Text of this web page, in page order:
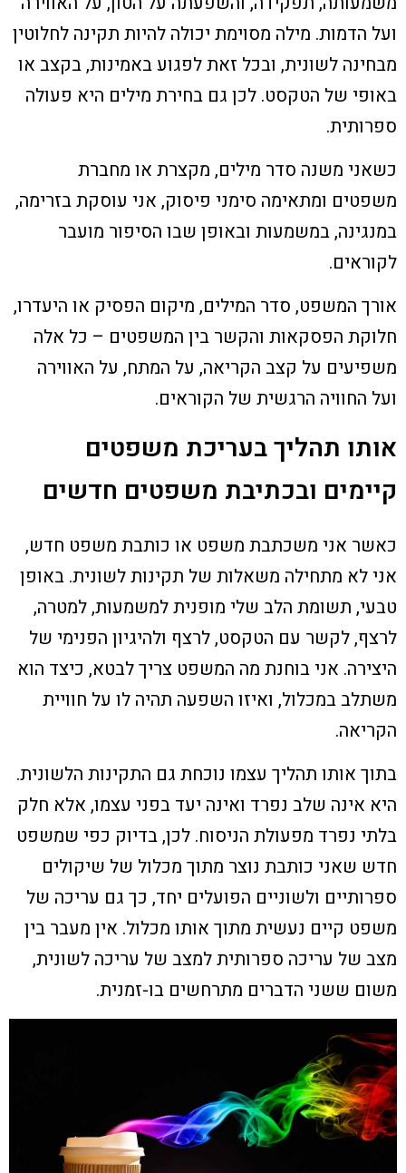
ועל הדמות. מילה מסוימת יכולה להיות תקינה לחלוטין
מבחינה לשונית, ובכל זאת לפגוע באמינות, בקצב או
באופי של הטקסט. לכן גם בחירת מילים היא פעולה
ספרותית.
כשאני משנה סדר מילים, מקצרת או מחברת
משפטים ומתאימה סימני פיסוק, אני עוסקת בזרימה,
במנגינה, במשמעות ובאופן שבו הסיפור מועבר
לקוראים.
אורך המשפט, סדר המילים, מיקום הפסיק או היעדרו,
חלוקת הפסקאות והקשר בין המשפטים – כל אלה
משפיעים על קצב הקריאה, על המתח, על האווירה
ועל החוויה הרגשית של הקוראים.
אותו תהליך בעריכת משפטים
קיימים ובכתיבת משפטים חדשים
כאשר אני משכתבת משפט או כותבת משפט חדש,
אני לא מתחילה משאלות של תקינות לשונית. באופן
טבעי, תשומת הלב שלי מופנית למשמעות, למטרה,
לרצף, לקשר עם הטקסט, לרצף ולהיגיון הפנימי של
היצירה. אני בוחנת מה המשפט צריך לבטא, כיצד הוא
משתלב במכלול, ואיזו השפעה תהיה לו על חוויית
הקריאה.
בתוך אותו תהליך עצמו נוכחת גם התקינות הלשונית.
היא אינה שלב נפרד ואינה יעד בפני עצמו, אלא חלק
בלתי נפרד מפעולת הניסוח. לכן, בדיוק כפי שמשפט
חדש שאני כותבת נוצר מתוך מכלול של שיקולים
ספרותיים ולשוניים הפועלים יחד, כך גם עריכה של
משפט קיים נעשית מתוך אותו מכלול. אין מעבר בין
מצב של עריכה ספרותית למצב של עריכה לשונית,
משום ששני הדברים מתרחשים בו-זמנית.